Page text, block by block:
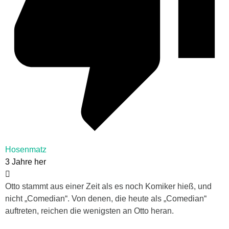
Hosenmatz
3 Jahre her
Otto stammt aus einer Zeit als es noch Komiker hieß, und
nicht „Comedian“. Von denen, die heute als „Comedian“
auftreten, reichen die wenigsten an Otto heran.